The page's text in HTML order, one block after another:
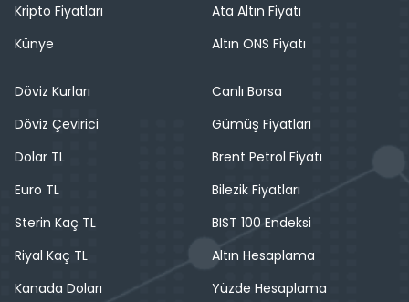
Kripto Fiyatları
Künye
Ata Altın Fiyatı
Altın ONS Fiyatı
Döviz Kurları
Döviz Çevirici
Dolar TL
Euro TL
Sterin Kaç TL
Riyal Kaç TL
Kanada Doları
Canlı Borsa
Gümüş Fiyatları
Brent Petrol Fiyatı
Bilezik Fiyatları
BIST 100 Endeksi
Altın Hesaplama
Yüzde Hesaplama